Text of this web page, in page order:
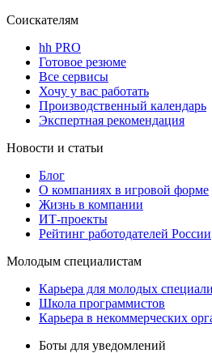
Соискателям
hh PRO
Готовое резюме
Все сервисы
Хочу у вас работать
Производственный календарь
Экспертная рекомендация
Новости и статьи
Блог
О компаниях в игровой форме
Жизнь в компании
ИТ-проекты
Рейтинг работодателей России
Молодым специалистам
Карьера для молодых
Школа программистов
Карьера в некоммерческих
Боты для уведомлений